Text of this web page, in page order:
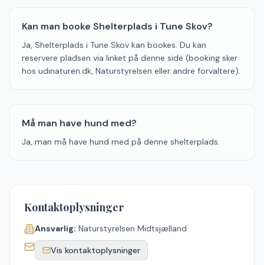
Kan man booke Shelterplads i Tune Skov?
Ja, Shelterplads i Tune Skov kan bookes. Du kan
reservere pladsen via linket på denne side (booking sker
hos udinaturen.dk, Naturstyrelsen eller andre forvaltere).
Må man have hund med?
Ja, man må have hund med på denne shelterplads.
Kontaktoplysninger
Ansvarlig: Naturstyrelsen Midtsjælland
Vis kontaktoplysninger